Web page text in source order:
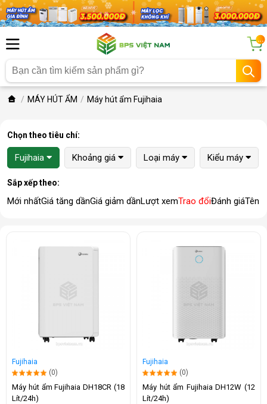
...
MÁY HÚT ẨM Máy hút ẩm Fujihaia
Chọn theo tiêu chí:
Fujihaia Khoảng giá Loại máy Kiểu máy
Sắp xếp theo:
Mới nhấtGiá tăng dầnGiá giảm dầnLượt xemTrao đổiĐánh giáTên
Fujihaia
(0)
Máy hút ẩm Fujihaia DH18CR (18
Lít/24h)
Fujihaia
(0)
Máy hút ẩm Fujihaia DH12W (12
Lít/24h)